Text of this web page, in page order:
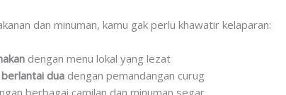
dan minuman, kamu gak perlu khawatir kelaparan:
dengan menu lokal yang lezat
dua dengan pemandangan curug